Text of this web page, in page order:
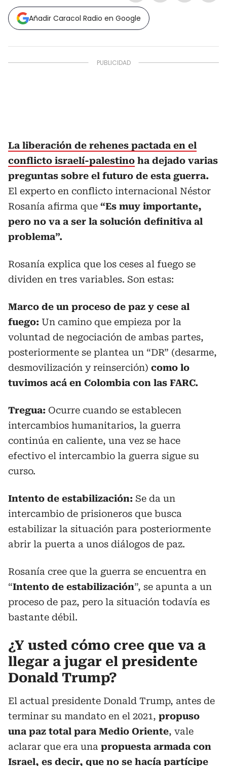
Añadir Caracol Radio en Google
La liberación de rehenes pactada en el
conflicto israelí-palestino ha dejado varias
preguntas sobre el futuro de esta guerra.
El experto en conflicto internacional Néstor
Rosanía afirma que “Es muy importante,
pero no va a ser la solución definitiva al
problema”.
Rosanía explica que los ceses al fuego se
dividen en tres variables. Son estas:
Marco de un proceso de paz y cese al
fuego: Un camino que empieza por la
voluntad de negociación de ambas partes,
posteriormente se plantea un “DR” (desarme,
desmovilización y reinserción) como lo
tuvimos acá en Colombia con las FARC.
Tregua: Ocurre cuando se establecen
intercambios humanitarios, la guerra
continúa en caliente, una vez se hace
efectivo el intercambio la guerra sigue su
curso.
Intento de estabilización: Se da un
intercambio de prisioneros que busca
estabilizar la situación para posteriormente
abrir la puerta a unos diálogos de paz.
Rosanía cree que la guerra se encuentra en
“Intento de estabilización”, se apunta a un
proceso de paz, pero la situación todavía es
bastante débil.
¿Y usted cómo cree que va a
llegar a jugar el presidente
Donald Trump?
El actual presidente Donald Trump, antes de
terminar su mandato en el 2021, propuso
una paz total para Medio Oriente, vale
aclarar que era una propuesta armada con
Israel, es decir, que no se hacía partícipe